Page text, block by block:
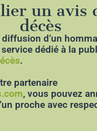
un avis
décès
d’un
dédié à la
.
partenaire
, vous pouvez
proche avec